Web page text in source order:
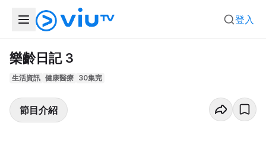
登入
樂齡日記 3
生活資訊 健康醫療 30集完
節目介紹